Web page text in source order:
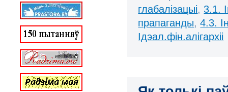
глабалізацыі, 3.1.
прапаганды,4.3.
Ідэал.фін.алігархіі